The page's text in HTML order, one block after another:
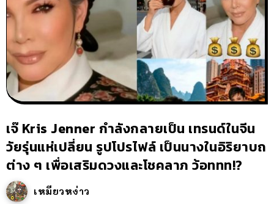
เจ๊ Kris Jenner กำลังกลายเป็น เทรนด์ในจีน
วัยรุ่นแห่เปลี่ยน รูปโปรไฟล์ เป็นนางในอิริยาบถ
ต่าง ๆ เพื่อเสริมดวงและโชคลาภ ว้อททท!?
เหมียวหง่าว